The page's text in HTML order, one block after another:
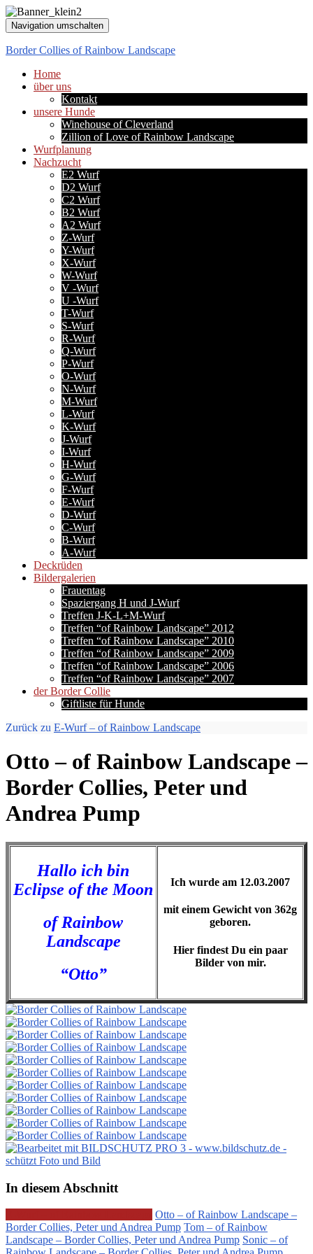
Navigation umschalten
Border Collies of Rainbow Landscape
Home
über uns
Kontakt
unsere Hunde
Winehouse of Cleverland
Zillion of Love of Rainbow Landscape
Wurfplanung
Nachzucht
E2 Wurf
D2 Wurf
C2 Wurf
B2 Wurf
A2 Wurf
Z-Wurf
Y-Wurf
X-Wurf
W-Wurf
V -Wurf
U -Wurf
T-Wurf
S-Wurf
R-Wurf
Q-Wurf
P-Wurf
O-Wurf
N-Wurf
M-Wurf
L-Wurf
K-Wurf
J-Wurf
I-Wurf
H-Wurf
G-Wurf
F-Wurf
E-Wurf
D-Wurf
C-Wurf
B-Wurf
A-Wurf
Deckrüden
Bildergalerien
Frauentag
Spaziergang H und J-Wurf
Treffen J-K-L+M-Wurf
Treffen “of Rainbow Landscape” 2012
Treffen “of Rainbow Landscape” 2010
Treffen “of Rainbow Landscape” 2009
Treffen “of Rainbow Landscape” 2006
Treffen “of Rainbow Landscape” 2007
der Border Collie
Giftliste für Hunde
Zurück zu E-Wurf – of Rainbow Landscape
Otto – of Rainbow Landscape –
Border Collies, Peter und
Andrea Pump
Hallo ich bin
Eclipse of the Moon
of Rainbow
Landscape
“Otto”
Ich wurde am 12.03.2007
mit einem Gewicht von 362g
geboren.
Hier findest Du ein paar
Bilder von mir.
In diesem Abschnitt
Otto – of Rainbow Landscape –
Border Collies, Peter und Andrea Pump Tom – of Rainbow
Landscape – Border Collies, Peter und Andrea Pump Sonic – of